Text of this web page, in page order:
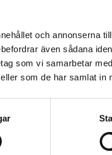
och annonserna
även sådana
som vi samarbetar
som de har samlat in
du besöker
Vi erbjuder inte
slutföra ett köp
vara i Sverige.Läs mer
Författare